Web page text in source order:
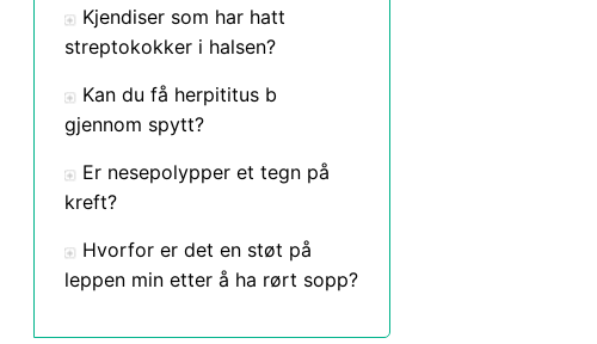
Kjendiser som har hatt
streptokokker i halsen?
Kan du få herpititus b
gjennom spytt?
Er nesepolypper et tegn på
kreft?
Hvorfor er det en støt på
leppen min etter å ha rørt sopp?